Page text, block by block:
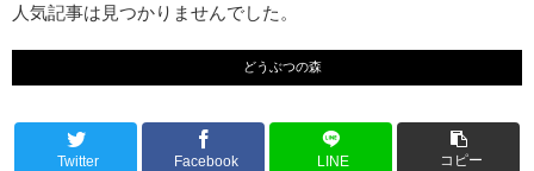
人気記事は見つかりませんでした。
どうぶつの森
Twitter Facebook LINE コピー